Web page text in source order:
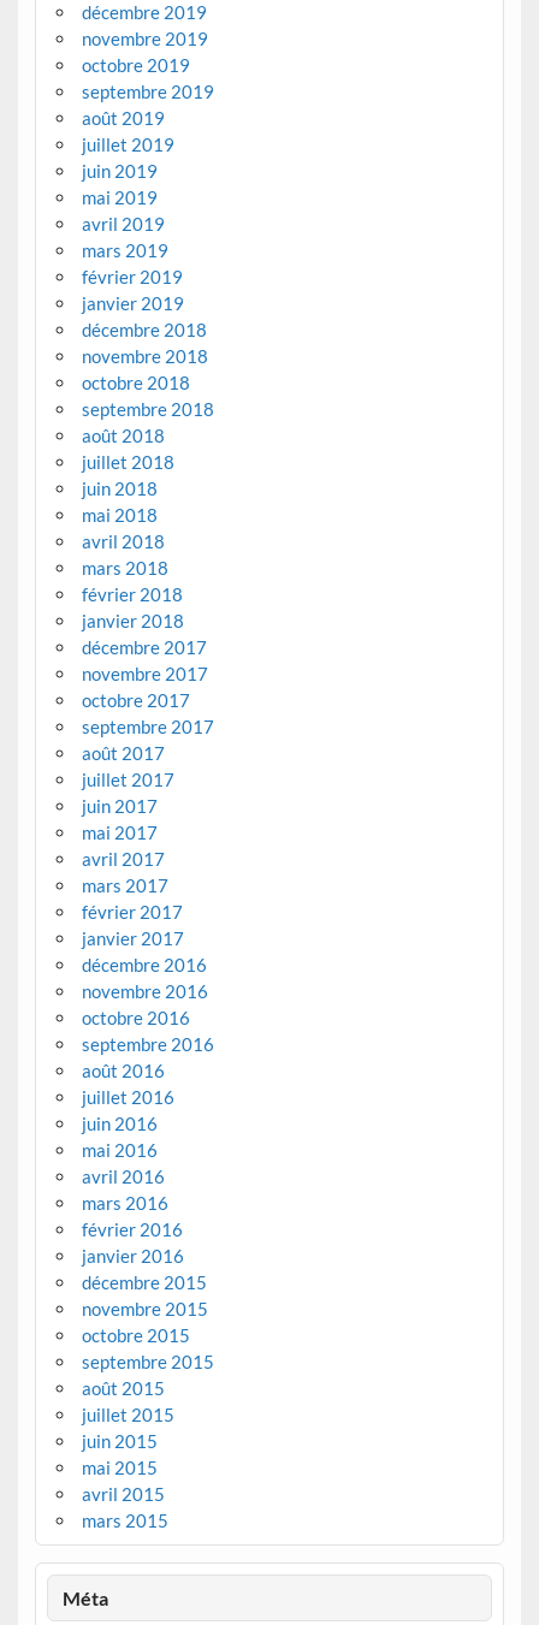
décembre 2019
novembre 2019
octobre 2019
septembre 2019
août 2019
juillet 2019
juin 2019
mai 2019
avril 2019
mars 2019
février 2019
janvier 2019
décembre 2018
novembre 2018
octobre 2018
septembre 2018
août 2018
juillet 2018
juin 2018
mai 2018
avril 2018
mars 2018
février 2018
janvier 2018
décembre 2017
novembre 2017
octobre 2017
septembre 2017
août 2017
juillet 2017
juin 2017
mai 2017
avril 2017
mars 2017
février 2017
janvier 2017
décembre 2016
novembre 2016
octobre 2016
septembre 2016
août 2016
juillet 2016
juin 2016
mai 2016
avril 2016
mars 2016
février 2016
janvier 2016
décembre 2015
novembre 2015
octobre 2015
septembre 2015
août 2015
juillet 2015
juin 2015
mai 2015
avril 2015
mars 2015
Méta